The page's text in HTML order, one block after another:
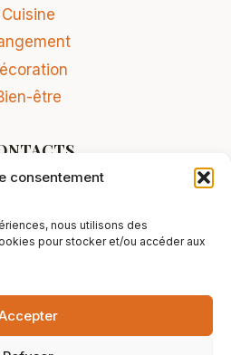
consentement
nous utilisons des
pour stocker et/ou accéder aux
Cuisine
être
Contact
légales